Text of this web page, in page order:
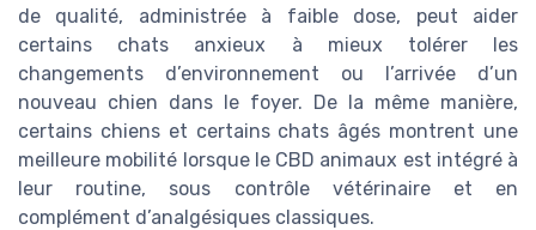
de qualité, administrée à faible dose, peut aider
certains chats anxieux à mieux tolérer les
changements d’environnement ou l’arrivée d’un
nouveau chien dans le foyer. De la même manière,
certains chiens et certains chats âgés montrent une
meilleure mobilité lorsque le CBD animaux est intégré à
leur routine, sous contrôle vétérinaire et en
complément d’analgésiques classiques.